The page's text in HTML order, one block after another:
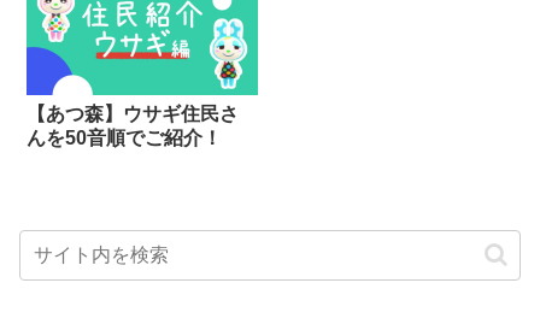
【あつ森】ウサギ住民さ
んを50音順でご紹介！